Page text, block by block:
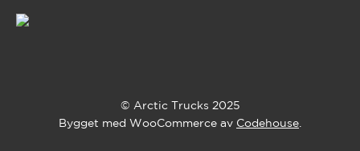
© Arctic Trucks 2025
Bygget med WooCommerce av Codehouse